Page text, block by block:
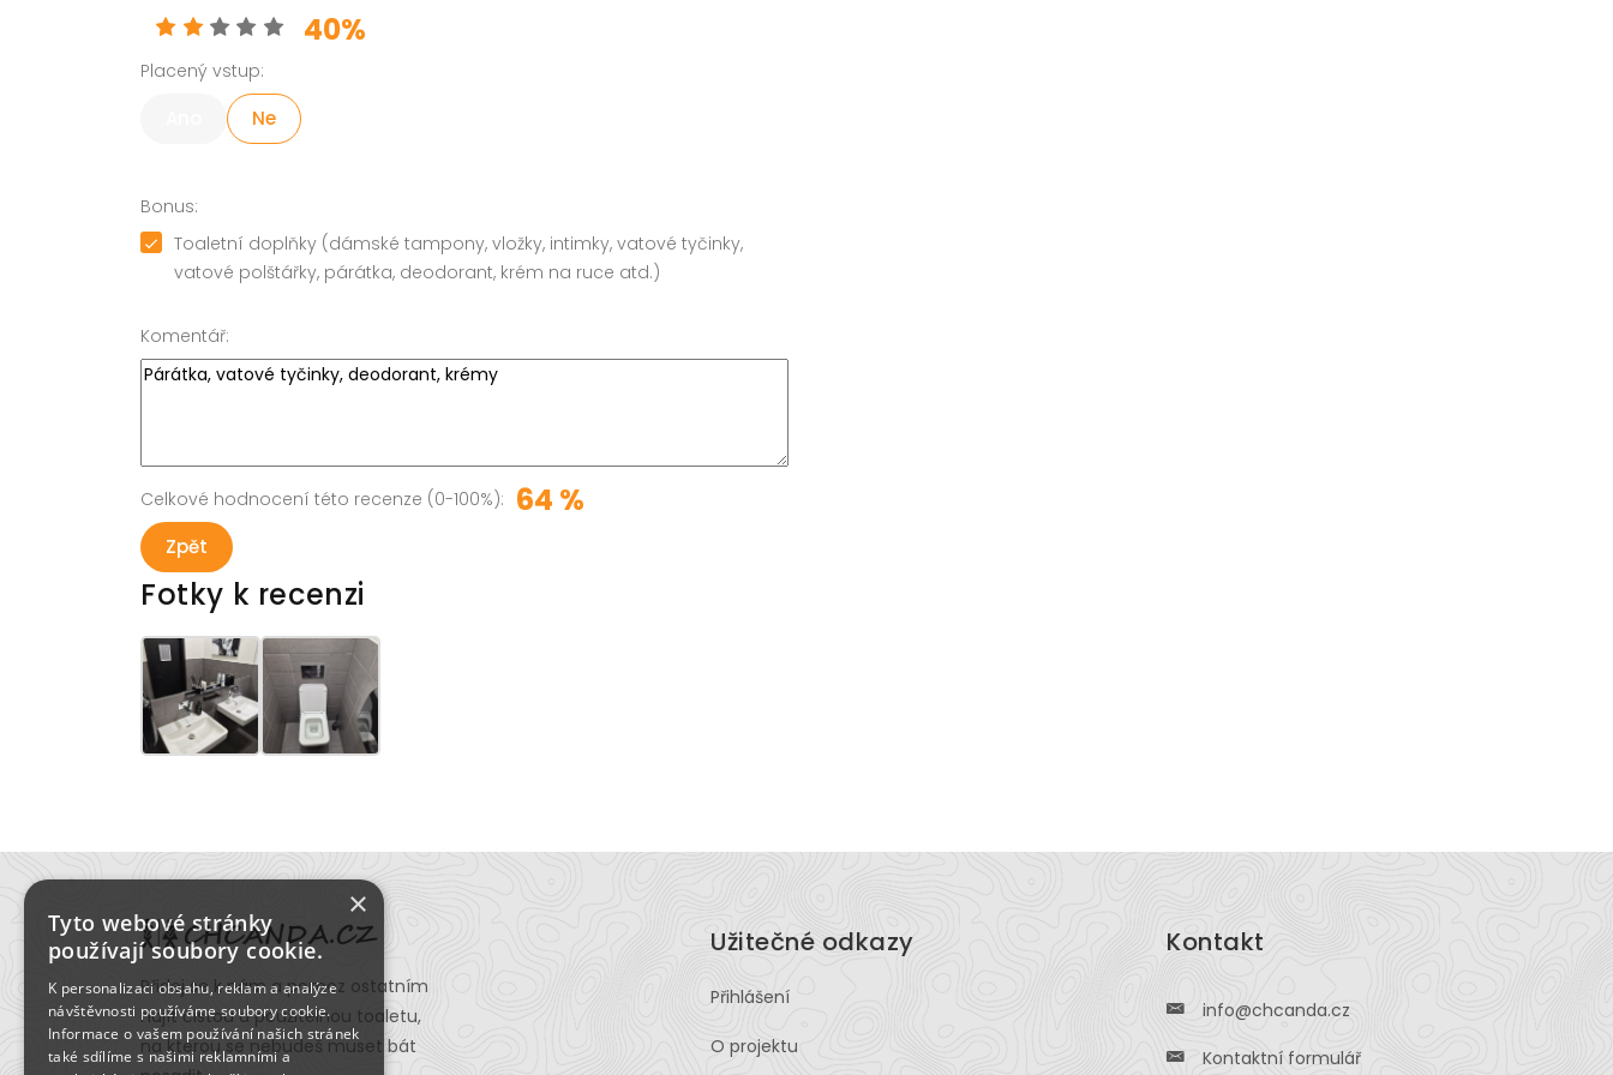
40%
Placený vstup:
Ne
Bonus:
Toaletní doplňky (dámské tampony, vložky, intimky, vatové tyčinky,
vatové polštářky, párátka, deodorant, krém na ruce atd.)
Komentář:
Celkové hodnocení této recenze (0-100%): 64 %
Zpět
Fotky k recenzi
Přidej se k nám a pomoz ostatním
najít čistou a použitelnou toaletu,
na kterou se nebudeš muset bát
Užitečné odkazy
Přihlášení
O projektu
Kontakt
info@chcanda.cz
Kontaktní formulář
×
Tyto webové stránky
používají soubory cookie.
K personalizaci obsahu, reklam a analýze
návštěvnosti používáme soubory cookie.
Informace o vašem používání našich stránek
také sdílíme s našimi reklamními a